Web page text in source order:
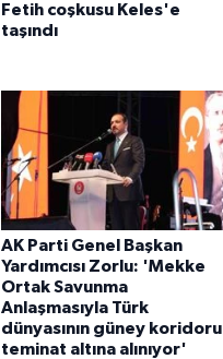
Fetih coşkusu Keles'e
taşındı
AK Parti Genel Başkan
Yardımcısı Zorlu: 'Mekke
Ortak Savunma
Anlaşmasıyla Türk
dünyasının güney koridoru
teminat altına alınıyor'